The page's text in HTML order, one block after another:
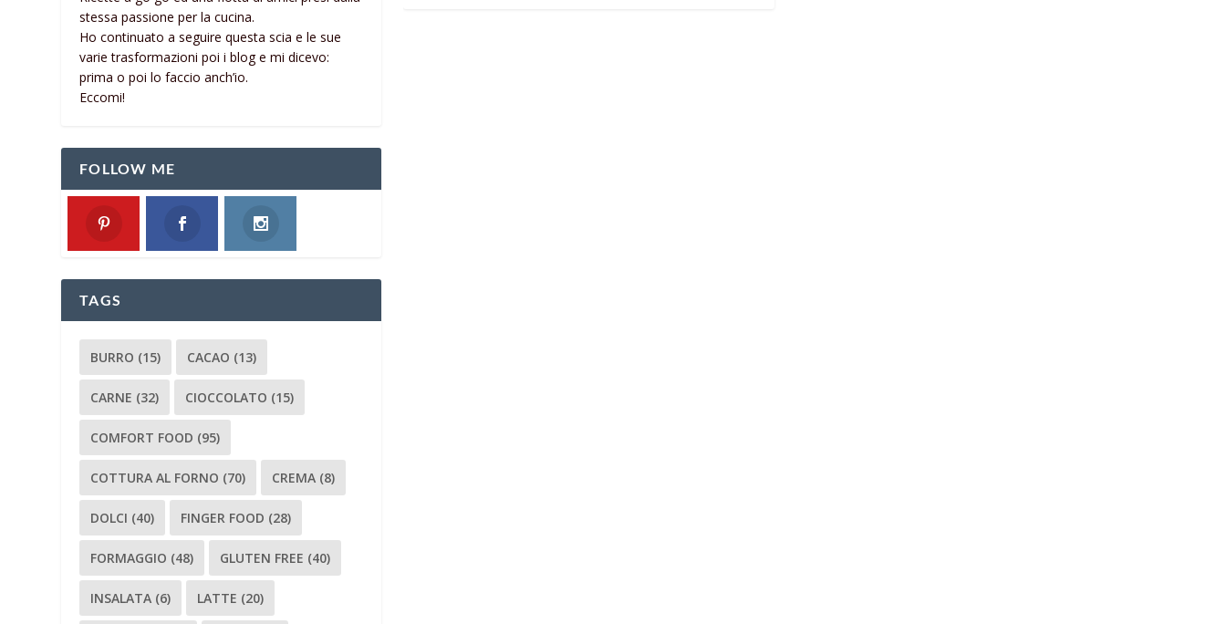
stessa passione per la cucina.
Ho continuato a seguire questa scia e le sue
varie trasformazioni poi i blog e mi dicevo:
prima o poi lo faccio anch’io.
Eccomi!
FOLLOW ME
TAGS
BURRO (15) CACAO (13)
CARNE (32) CIOCCOLATO (15)
COMFORT FOOD (95)
COTTURA AL FORNO (70) CREMA (8)
DOLCI (40) FINGER FOOD (28)
FORMAGGIO (48) GLUTEN FREE (40)
INSALATA (6) LATTE (20)